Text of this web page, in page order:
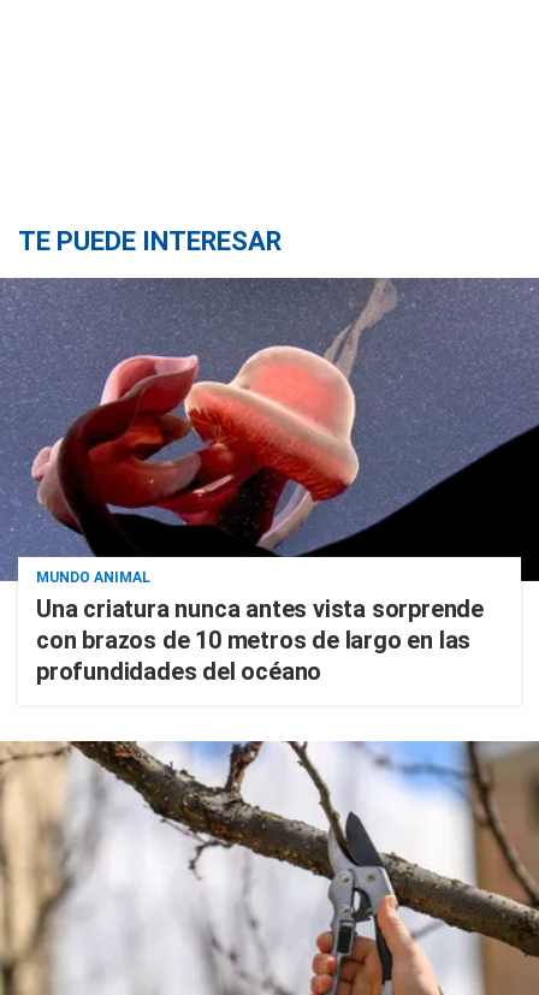
TE PUEDE INTERESAR
MUNDO ANIMAL
Una criatura nunca antes vista sorprende
con brazos de 10 metros de largo en las
profundidades del océano